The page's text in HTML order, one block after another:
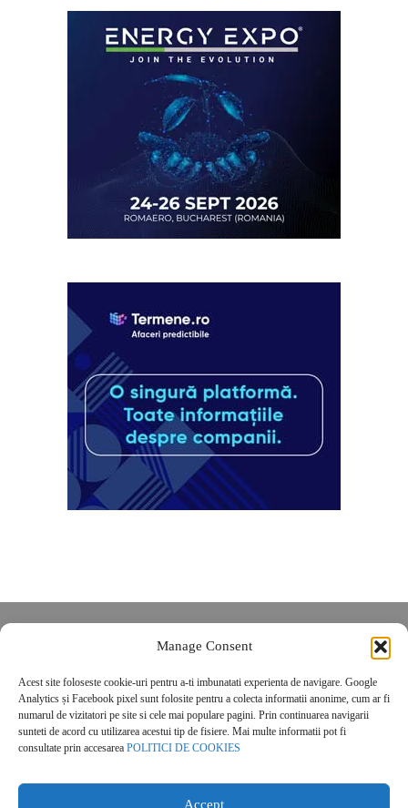
Manage Consent
Acest site foloseste cookie-uri pentru a-ti imbunatati experienta de navigare. Google
Analytics și Facebook pixel sunt folosite pentru a colecta informatii anonime, cum ar fi
numarul de vizitatori pe site si cele mai populare pagini. Prin continuarea navigarii
sunteti de acord cu utilizarea acestui tip de fisiere. Mai multe informatii pot fi
consultate prin accesarea POLITICI DE COOKIES
Accept
POLITICĂ DE CONFIDENȚIALITATE
Politica de cookies